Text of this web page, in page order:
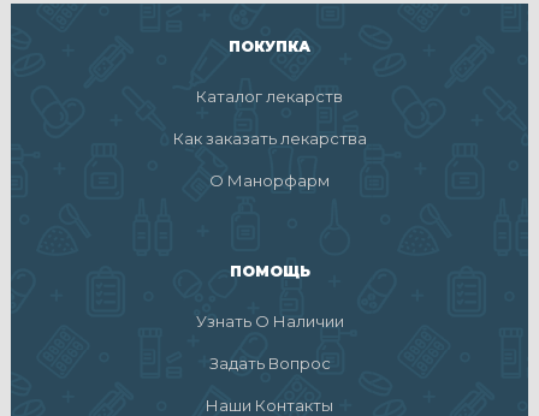
ПОКУПКА
Каталог лекарств
Как заказать лекарства
О Манорфарм
ПОМОЩЬ
Узнать О Наличии
Задать Вопрос
Наши Контакты